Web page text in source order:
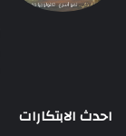
احدث الابتكارات